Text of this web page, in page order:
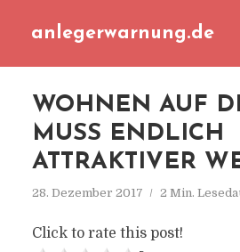
anlegerwarnung.de
WOHNEN AUF
MUSS ENDLICH
ATTRAKTIVER
28. Dezember 2017 2 Min.
Click to rate this post!